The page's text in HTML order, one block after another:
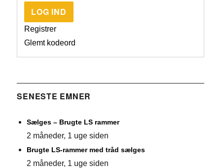
LOG IND
Registrer
Glemt kodeord
SENESTE EMNER
Sælges – Brugte LS rammer
2 måneder, 1 uge siden
Brugte LS-rammer med tråd sælges
2 måneder, 1 uge siden